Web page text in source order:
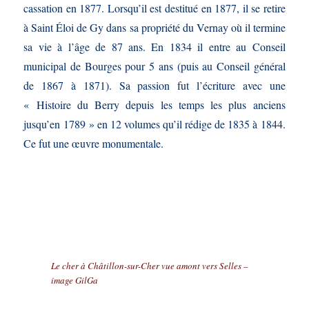
cassation en 1877. Lorsqu’il est destitué en 1877, il se retire
à Saint Éloi de Gy dans sa propriété du Vernay où il termine
sa vie à l’âge de 87 ans. En 1834 il entre au Conseil
municipal de Bourges pour 5 ans (puis au Conseil général
de 1867 à 1871). Sa passion fut l’écriture avec une
« Histoire du Berry depuis les temps les plus anciens
jusqu’en 1789 » en 12 volumes qu’il rédige de 1835 à 1844.
Ce fut une œuvre monumentale.
Le cher à Châtillon-sur-Cher vue amont vers Selles –
image GilGa